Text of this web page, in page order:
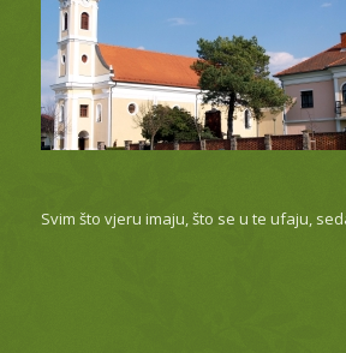
Svim što vjeru imaju, što se u te ufaju,